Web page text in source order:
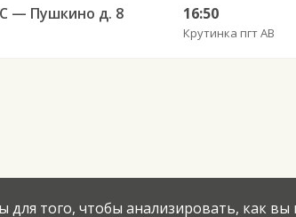
— Пушкино д. 8 16:50
Крутинка пгт АВ
того, чтобы анализировать, как